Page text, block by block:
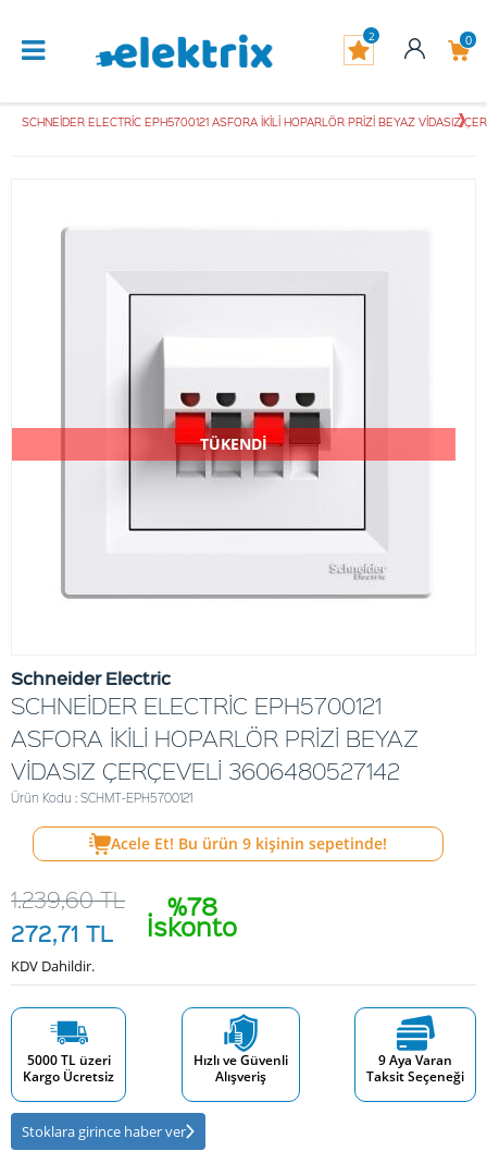
0
2
SCHNEİDER ELECTRİC EPH5700121 ASFORA İKİLİ HOPARLÖR PRİZİ BEYAZ VİDASIZ
TÜKENDİ
Schneider Electric
SCHNEİDER ELECTRİC EPH5700121
ASFORA İKİLİ HOPARLÖR PRİZİ BEYAZ
VİDASIZ ÇERÇEVELİ 3606480527142
Ürün Kodu : SCHMT-EPH5700121
Acele Et! Bu ürün 9 kişinin sepetinde!
%78
İskonto
1.239,60TL
272,71 TL
KDV Dahildir.
5000 TL üzeri
Kargo Ücretsiz
Hızlı ve Güvenli
Alışveriş
9 Aya Varan
Taksit Seçeneği
Stoklara girince haber ver